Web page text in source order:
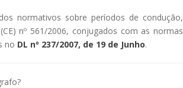
normativos sobre períodos de condução,
nº 561/2006, conjugados com as normas
no DL nº 237/2007, de 19 de Junho.